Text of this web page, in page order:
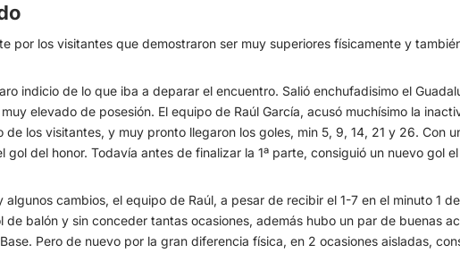
por los visitantes que demostraron ser muy superiores físicamente y
indicio de lo que iba a deparar el encuentro. Salió enchufadisimo el
elevado de posesión. El equipo de Raúl García, acusó muchísimo la
de los visitantes, y muy pronto llegaron los goles, min 5, 9, 14, 21 y 26. Con
gol del honor. Todavía antes de finalizar la 1ª parte, consiguió un nuevo gol
algunos cambios, el equipo de Raúl, a pesar de recibir el 1-7 en el minuto 1
de balón y sin conceder tantas ocasiones, además hubo un par de buenas
Pero de nuevo por la gran diferencia física, en 2 ocasiones aisladas,